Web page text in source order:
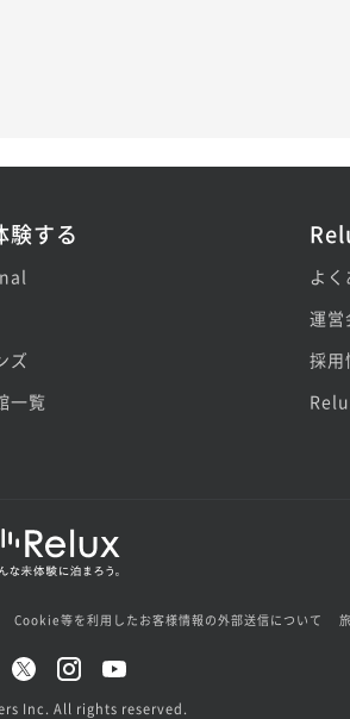
験する
ズ
一覧
よ
運営
採用
Cookie等を利用したお客様情報の外部送信について
Inc. All rights reserved.